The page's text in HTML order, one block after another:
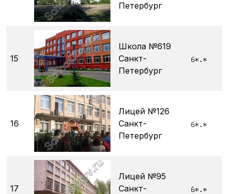
Петербург
15
Школа №619
Санкт-
Петербург
16
Лицей №126
Санкт-
Петербург
17
Лицей №95
Санкт-